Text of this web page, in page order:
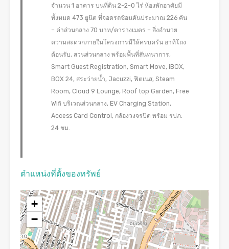
จำนวน 1 อาคาร บนที่ดิน 2-2-0 ไร่ ห้องพักอาศัยมี
ทั้งหมด 473 ยูนิต ที่จอดรถซ้อนคันประมาณ 226 คัน
– ค่าส่วนกลาง 70 บาท/ตารางเมตร – สิ่งอำนวย
ความสะดวกภายในโครงการมีให้ครบครัน อาทิโถง
ต้อนรับ, สวนส่วนกลาง พร้อมพื้นที่สันทนาการ,
Smart Guest Registration, Smart Move, iBOX,
BOX 24, สระว่ายน้ำ, Jacuzzi, ฟิตเนส, Steam
Room, Cloud 9 Lounge, Roof top Garden, Free
Wifi บริเวณส่วนกลาง, EV Charging Station,
Access Card Control, กล้องวงจรปิด พร้อม รปภ.
24 ชม.
ตำแหน่งที่ตั้งของทรัพย์
+
−